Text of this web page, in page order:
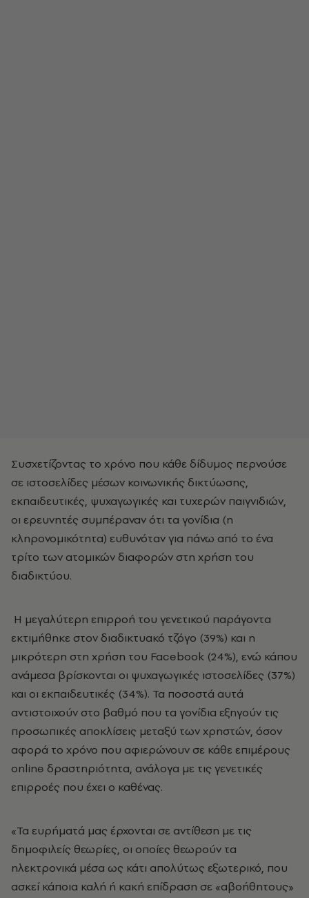
Συσχετίζοντας το χρόνο που κάθε δίδυμος περνούσε
σε ιστοσελίδες μέσων κοινωνικής δικτύωσης,
εκπαιδευτικές, ψυχαγωγικές και τυχερών παιγνιδιών,
οι ερευνητές συμπέραναν ότι τα γονίδια (η
κληρονομικότητα) ευθυνόταν για πάνω από το ένα
τρίτο των ατομικών διαφορών στη χρήση του
διαδικτύου.
Η μεγαλύτερη επιρροή του γενετικού παράγοντα
εκτιμήθηκε στον διαδικτυακό τζόγο (39%) και η
μικρότερη στη χρήση του Facebook (24%), ενώ κάπου
ανάμεσα βρίσκονται οι ψυχαγωγικές ιστοσελίδες (37%)
και οι εκπαιδευτικές (34%). Τα ποσοστά αυτά
αντιστοιχούν στο βαθμό που τα γονίδια εξηγούν τις
προσωπικές αποκλίσεις μεταξύ των χρηστών, όσον
αφορά το χρόνο που αφιερώνουν σε κάθε επιμέρους
online δραστηριότητα, ανάλογα με τις γενετικές
επιρροές που έχει ο καθένας.
«Τα ευρήματά μας έρχονται σε αντίθεση με τις
δημοφιλείς θεωρίες, οι οποίες θεωρούν τα
ηλεκτρονικά μέσα ως κάτι απολύτως εξωτερικό, που
ασκεί κάποια καλή ή κακή επίδραση σε «αβοήθητους»